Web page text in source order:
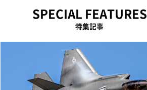
SPECIAL FEATURES
特集記事